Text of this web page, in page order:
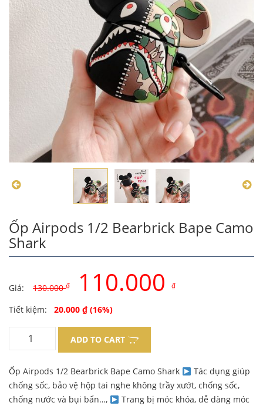
Ốp Airpods 1/2 Bearbrick Bape Camo
Shark
Giá: 130.000₫
Original
price
was:
130.000 ₫.
110.000 ₫
Current
price
is:
110.000 ₫.
Tiết kiệm: 20.000 ₫ (16%)
ADD TO CART
Ốp Airpods 1/2 Bearbrick Bape Camo Shark
Tác dụng giúp
chống sốc, bảo vệ hộp tai nghe không trầy xướt, chống sốc,
chống nước và bụi bẩn…,
Trang bị móc khóa, dễ dàng móc